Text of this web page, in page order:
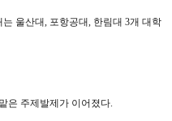
울산대, 포항공대, 한림대 3개 대학
은 주제발제가 이어졌다